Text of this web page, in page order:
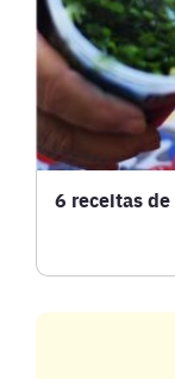
BOLOS
6 receitas